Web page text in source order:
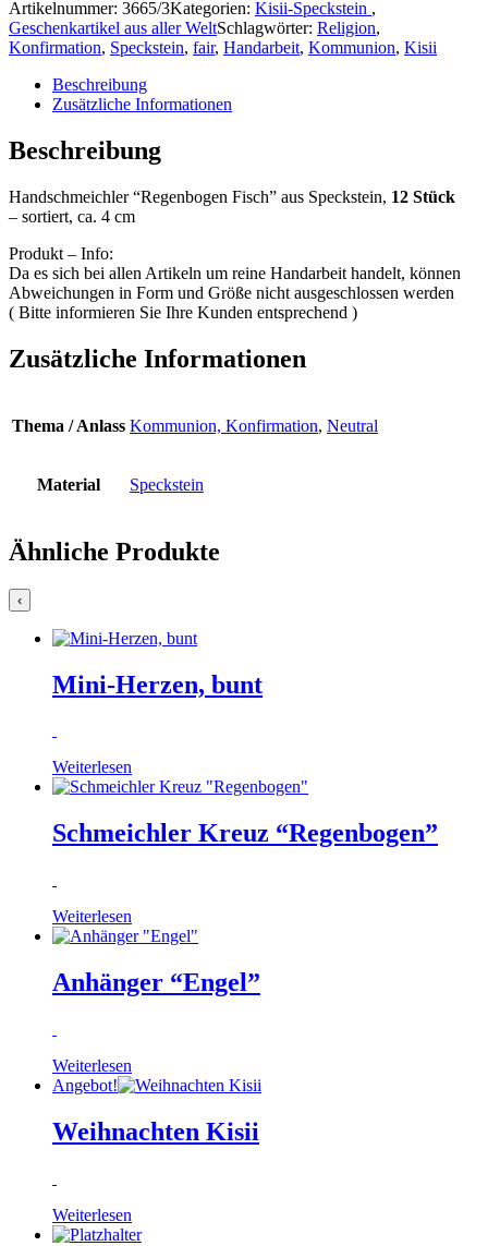
Artikelnummer: 3665/3Kategorien: Kisii-Speckstein ,
Geschenkartikel aus aller WeltSchlagwörter: Religion,
Konfirmation, Speckstein, fair, Handarbeit, Kommunion, Kisii
Beschreibung
Zusätzliche Informationen
Beschreibung
Handschmeichler “Regenbogen Fisch” aus Speckstein, 12 Stück
– sortiert, ca. 4 cm
Produkt – Info:
Da es sich bei allen Artikeln um reine Handarbeit handelt, können
Abweichungen in Form und Größe nicht ausgeschlossen werden
( Bitte informieren Sie Ihre Kunden entsprechend )
Zusätzliche Informationen
Thema / Anlass Kommunion, Konfirmation, Neutral
Material Speckstein
Ähnliche Produkte
‹
Mini-Herzen, bunt
Weiterlesen
Schmeichler Kreuz “Regenbogen”
Weiterlesen
Anhänger “Engel”
Weiterlesen
Angebot!
Weihnachten Kisii
Weiterlesen